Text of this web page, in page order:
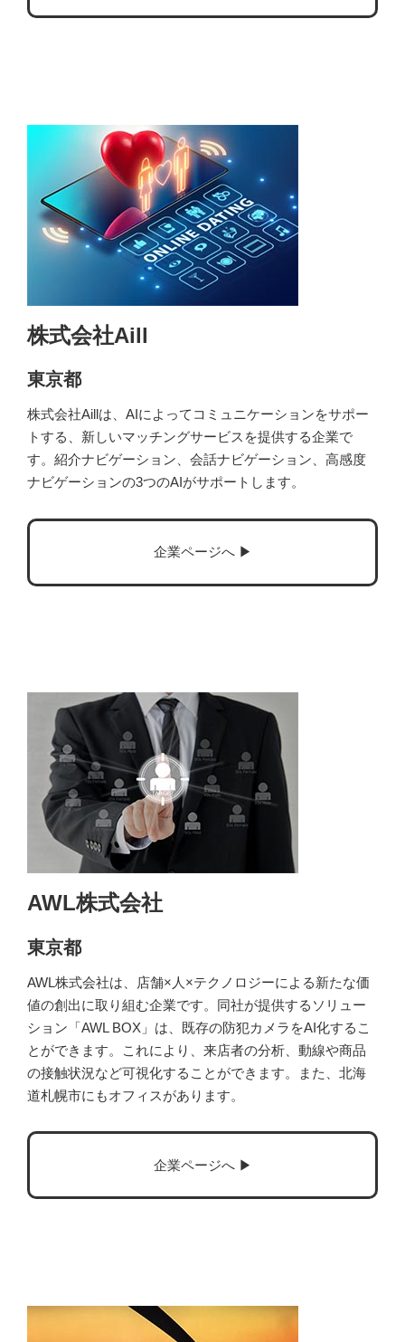
株式会社Aill
東京都
株式会社Aillは、AIによってコミュニケーションをサポー
トする、新しいマッチングサービスを提供する企業で
す。紹介ナビゲーション、会話ナビゲーション、高感度
ナビゲーションの3つのAIがサポートします。
企業ページへ ▶︎
AWL株式会社
東京都
AWL株式会社は、店舗×人×テクノロジーによる新たな価
値の創出に取り組む企業です。同社が提供するソリュー
ション「AWL BOX」は、既存の防犯カメラをAI化するこ
とができます。これにより、来店者の分析、動線や商品
の接触状況など可視化することができます。また、北海
道札幌市にもオフィスがあります。
企業ページへ ▶︎